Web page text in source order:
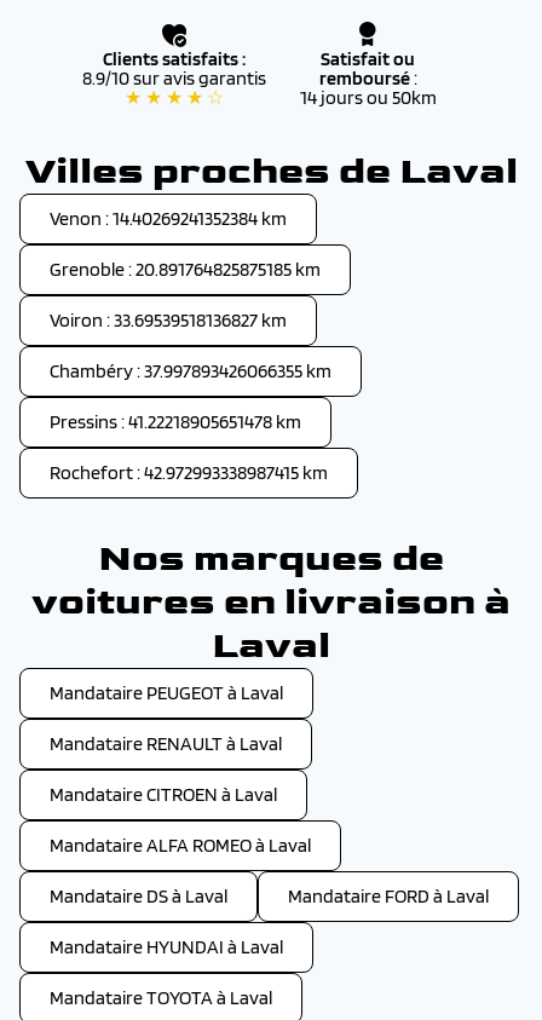
Clients satisfaits :
8.9/10 sur avis garantis
★ ★ ★ ★ ☆
Satisfait ou
remboursé:
14 jours ou 50km
Villes proches de Laval
Venon : 14.40269241352384 km
Grenoble : 20.891764825875185 km
Voiron : 33.69539518136827 km
Chambéry : 37.997893426066355 km
Pressins : 41.22218905651478 km
Rochefort : 42.972993338987415 km
Nos marques de
voitures en livraison à
Laval
Mandataire PEUGEOT à Laval
Mandataire RENAULT à Laval
Mandataire CITROEN à Laval
Mandataire ALFA ROMEO à Laval
Mandataire DS à Laval Mandataire FORD à Laval
Mandataire HYUNDAI à Laval
Mandataire TOYOTA à Laval